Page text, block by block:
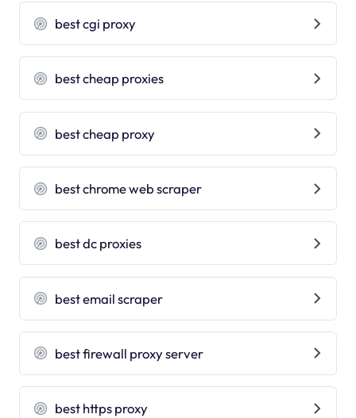
best cgi proxy
best cheap proxies
best cheap proxy
best chrome web scraper
best dc proxies
best email scraper
best firewall proxy server
best https proxy